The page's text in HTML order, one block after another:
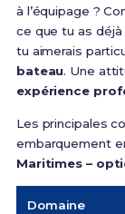
à l’équipage ?
ce que tu as
tu aimerais
bateau. Une
expérience
Les principales
embarquement
Maritimes –
Domaine